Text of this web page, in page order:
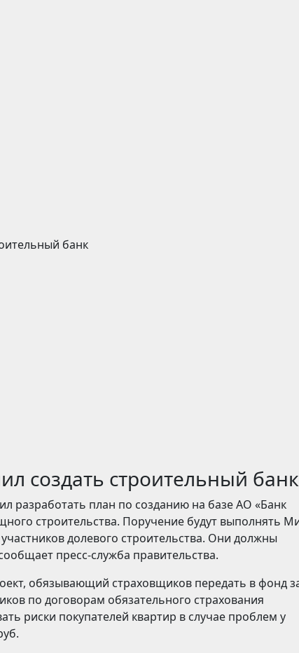
банк
создать строительный банк
разработать план по созданию на базе АО «Банк
строительства. Поручение будут выполнять
долевого строительства. Они должны
пресс-служба правительства.
обязывающий страховщиков передать в фонд
по договорам обязательного страхования
риски покупателей квартир в случае проблем у